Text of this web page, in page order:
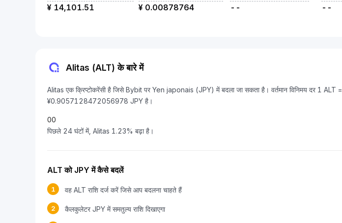
¥ 14,101.51 ¥ 0.00878764 -- --
Alitas (ALT) के बारे में
Alitas एक क्रिप्टोकरेंसी है जिसे Bybit पर Yen japonais (JPY) में बदला जा सकता है। वर्तमान विनिमय दर 1 ALT =
¥0.9057128472056978 JPY है।
00
पिछले 24 घंटों में, Alitas 1.23% बढ़ा है।
ALT को JPY में कैसे बदलें
1 वह ALT राशि दर्ज करें जिसे आप बदलना चाहते हैं
2 कैलकुलेटर JPY में समतुल्य राशि दिखाएगा